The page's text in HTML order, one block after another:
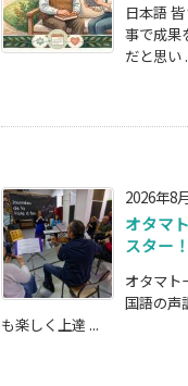
日本語
事で成果
だと思い
2026年8
オタマ
スター
オタマト
国語の声
も楽しく上達 ...